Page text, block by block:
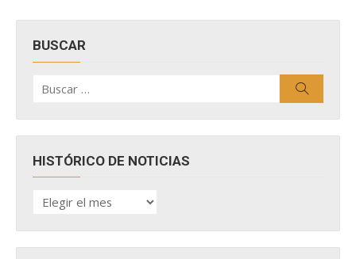
BUSCAR
por:
HISTÓRICO DE NOTICIAS
HISTÓRICO
DE